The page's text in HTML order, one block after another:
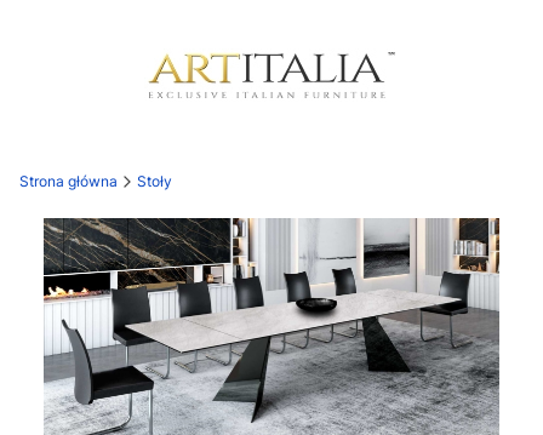
Strona główna Stoły